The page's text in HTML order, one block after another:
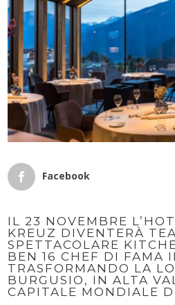
Facebook
IL 23 NOVEMBRE
KREUZ DIVENTERÀ
SPETTACOLARE
BEN 16 CHEF DI FAMA
TRASFORMANDO LA
BURGUSIO, IN ALTA
CAPITALE MONDIALE